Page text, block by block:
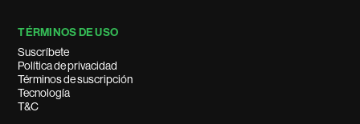
TÉRMINOS DE USO
Suscríbete
Política de privacidad
Términos de suscripción
Tecnología
T&C